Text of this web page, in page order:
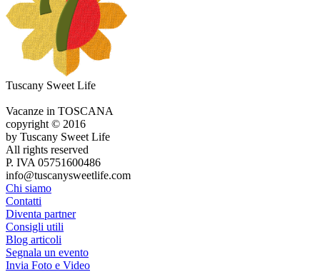
Tuscany Sweet Life
Vacanze in TOSCANA
copyright © 2016
by Tuscany Sweet Life
All rights reserved
P. IVA 05751600486
info@tuscanysweetlife.com
Chi siamo
Contatti
Diventa partner
Consigli utili
Blog articoli
Segnala un evento
Invia Foto e Video